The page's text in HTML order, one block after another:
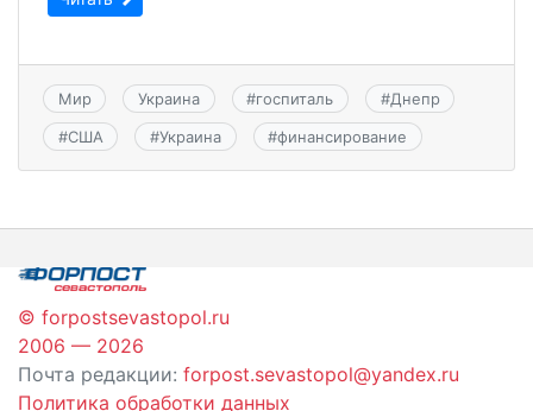
Мир Украина #госпиталь #Днепр
#США #Украина #финансирование
© forpostsevastopol.ru
2006 — 2026
Почта редакции: forpost.sevastopol@yandex.ru
Политика обработки данных